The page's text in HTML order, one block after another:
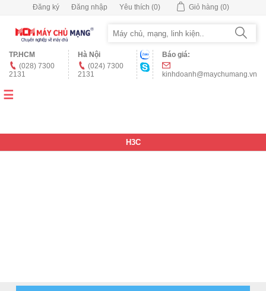
Đăng ký Đăng nhập Yêu thích (0) Giỏ hàng (0)
TP.HCM
(028) 7300
2131
Hà Nội
(024) 7300
2131
Báo giá:
kinhdoanh@maychumang.vn
H3C